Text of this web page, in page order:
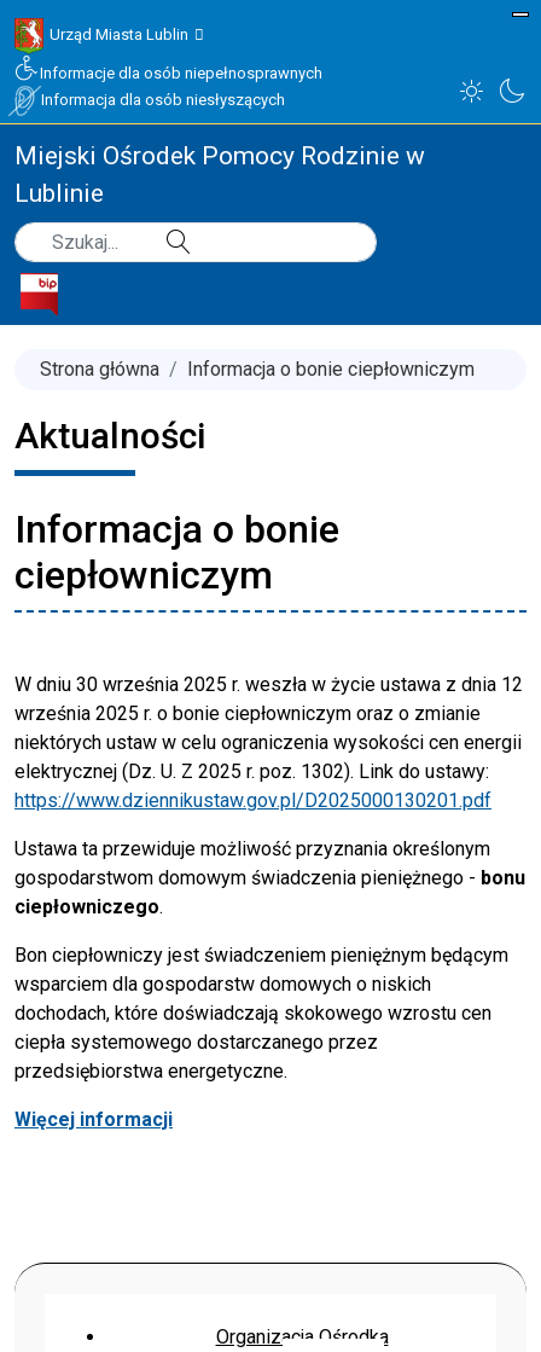
Urząd Miasta Lublin
Informacje dla osób niepełnosprawnych
Informacja dla osób niesłyszących
Miejski Ośrodek Pomocy Rodzinie w
Lublinie
Szukaj
Type 2 or more characters for results.
Strona główna Informacja o bonie ciepłowniczym
Organizacja Ośrodka
Aktualności
Informacja o bonie
ciepłowniczym
W dniu 30 września 2025 r. weszła w życie ustawa z dnia 12
września 2025 r. o bonie ciepłowniczym oraz o zmianie
niektórych ustaw w celu ograniczenia wysokości cen energii
elektrycznej (Dz. U. Z 2025 r. poz. 1302). Link do ustawy:
https://www.dziennikustaw.gov.pl/D2025000130201.pdf
Ustawa ta przewiduje możliwość przyznania określonym
gospodarstwom domowym świadczenia pieniężnego - bonu
ciepłowniczego.
Bon ciepłowniczy jest świadczeniem pieniężnym będącym
wsparciem dla gospodarstw domowych o niskich
dochodach, które doświadczają skokowego wzrostu cen
ciepła systemowego dostarczanego przez
przedsiębiorstwa energetyczne.
Więcej informacji